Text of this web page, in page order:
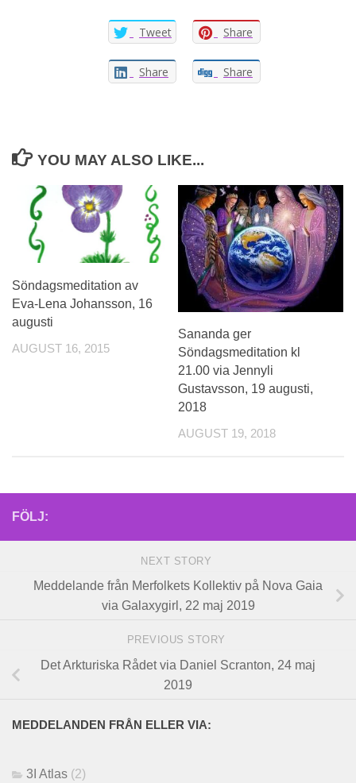
Tweet Share
Share Share
YOU MAY ALSO LIKE...
Söndagsmeditation av
Eva-Lena Johansson, 16
augusti
AUGUST 16, 2015
Sananda ger
Söndagsmeditation kl
21.00 via Jennyli
Gustavsson, 19 augusti,
2018
AUGUST 19, 2018
FÖLJ:
NEXT STORY
Meddelande från Merfolkets Kollektiv på Nova Gaia
via Galaxygirl, 22 maj 2019
PREVIOUS STORY
Det Arkturiska Rådet via Daniel Scranton, 24 maj
2019
MEDDELANDEN FRÅN ELLER VIA:
3I Atlas (2)